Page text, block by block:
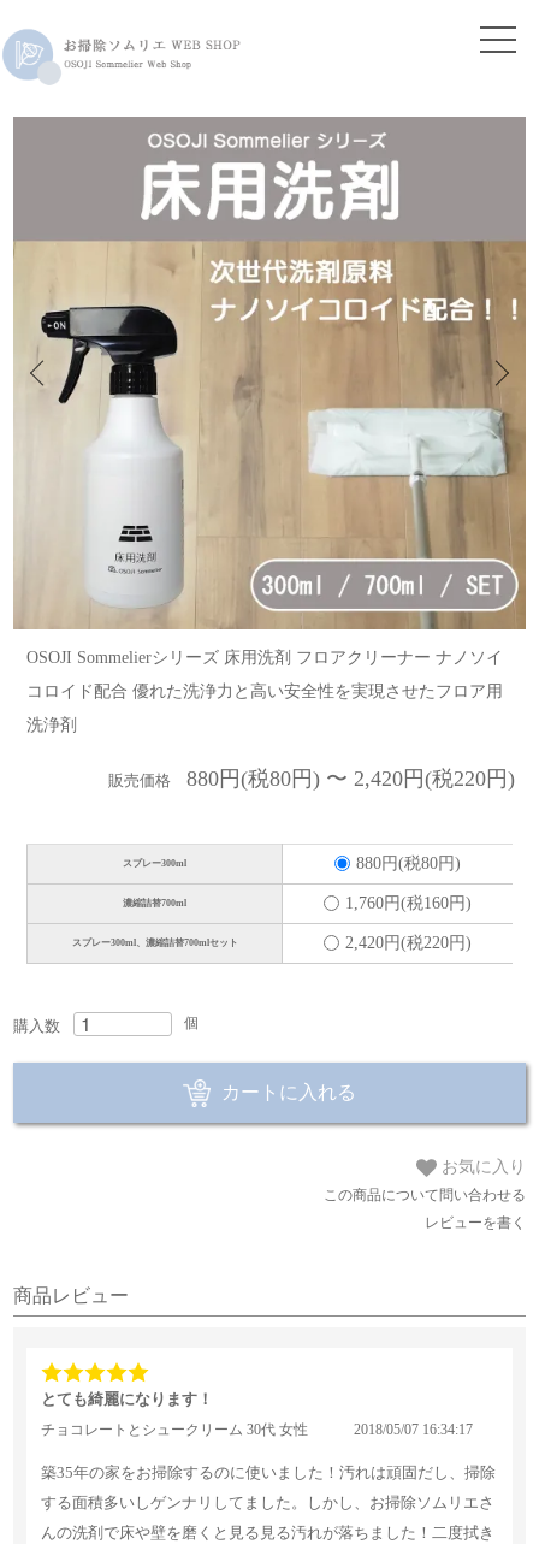
OSOJI Sommelierシリーズ 床用洗剤 フロアクリーナー ナノソイ
コロイド配合 優れた洗浄力と高い安全性を実現させたフロア用
洗浄剤
販売価格 880円(税80円) 〜 2,420円(税220円)
スプレー300ml 880円(税80円)
濃縮詰替700ml 1,760円(税160円)
スプレー300ml、濃縮詰替700mlセット 2,420円(税220円)
購入数 個
カートに入れる
お気に入り
この商品について問い合わせる
レビューを書く
商品レビュー
とても綺麗になります！
チョコレートとシュークリーム 30代 女性
2018/05/07 16:34:17
築35年の家をお掃除するのに使いました！汚れは頑固だし、掃除
する面積多いしゲンナリしてました。しかし、お掃除ソムリエさ
んの洗剤で床や壁を磨くと見る見る汚れが落ちました！二度拭き